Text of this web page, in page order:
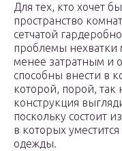
Для тех, кто хочет
пространство
сетчатой
проблемы нехватки
менее затратным и
способны внести в
которой, порой, так
конструкция
поскольку состоит
в которых
одежды.